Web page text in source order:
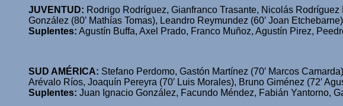
JUVENTUD: Rodrigo Rodríguez, Gianfranco Trasante, Nicolás
González (80′ Mathías Tomas), Leandro Reymundez (60′ Joan
Suplentes: Agustín Buffa, Axel Prado, Franco Muñoz, Agustín Pirez,
SUD AMÉRICA: Stefano Perdomo, Gastón Martínez (70′ Marcos
Arévalo Ríos, Joaquín Pereyra (70′ Luis Morales), Bruno Giménez (72′
Suplentes: Juan Ignacio González, Facundo Méndez, Fabián Yantorno,